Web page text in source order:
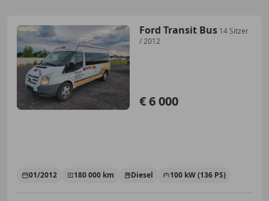
Ford Transit Bus 14 Sitzer
/ 2012
€ 6 000
01/2012 180 000 km Diesel 100 kW (136 PS)